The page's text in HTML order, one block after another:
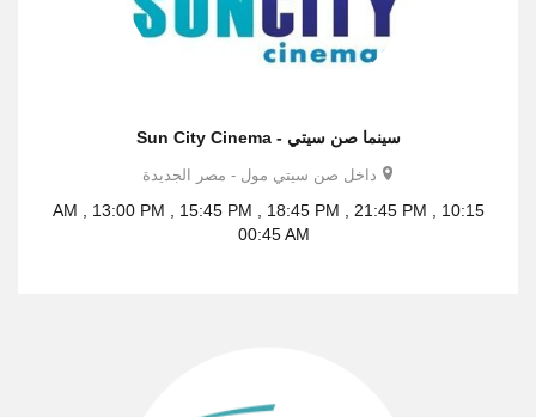
سينما صن سيتي - Sun City Cinema
داخل صن سيتي مول - مصر الجديدة
10:15 AM , 13:00 PM , 15:45 PM , 18:45 PM , 21:45 PM ,
00:45 AM